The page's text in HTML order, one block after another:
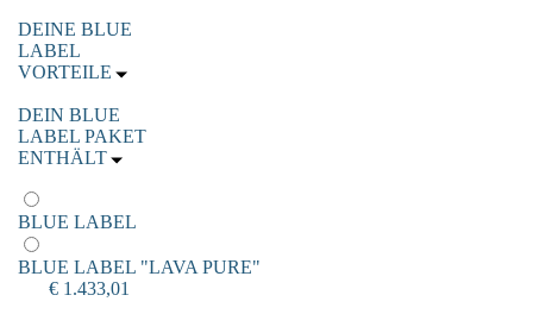
DEINE BLUE
LABEL
VORTEILE
DEIN BLUE
LABEL PAKET
ENTHÄLT
BLUE LABEL
BLUE LABEL "LAVA PURE"
€ 1.433,01